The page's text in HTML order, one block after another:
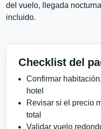
del vuelo, llegada
incluido.
Checklist del
Confirmar
hotel
Revisar si el precio
total
Validar vuelo